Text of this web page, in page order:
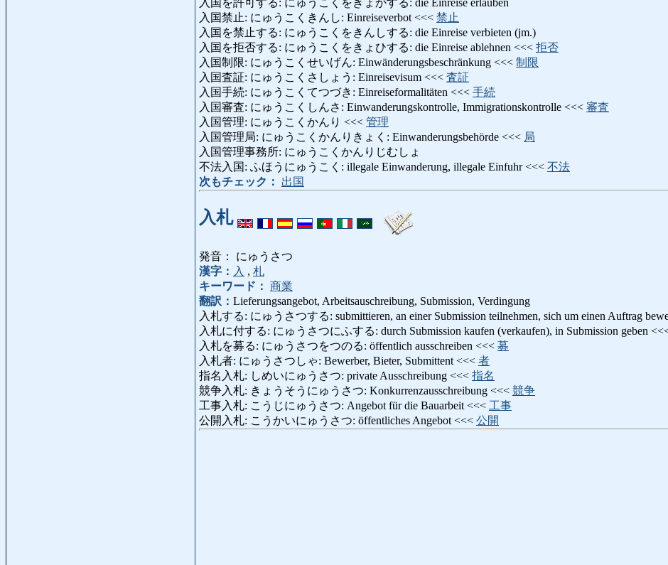
入国を許可する: にゅうこくをきょかする: die Einreise erlauben
入国禁止: にゅうこくきんし: Einreiseverbot <<< 禁止
入国を禁止する: にゅうこくをきんしする: die Einreise verbieten (jm.)
入国を拒否する: にゅうこくをきょひする: die Einreise ablehnen <<< 拒否
入国制限: にゅうこくせいげん: Einwänderungsbeschränkung <<< 制限
入国査証: にゅうこくさしょう: Einreisevisum <<< 査証
入国手続: にゅうこくてつづき: Einreiseformalitäten <<< 手続
入国審査: にゅうこくしんさ: Einwanderungskontrolle, Immigrationskontrolle <<< 審査
入国管理: にゅうこくかんり <<< 管理
入国管理局: にゅうこくかんりきょく: Einwanderungsbehörde <<< 局
入国管理事務所: にゅうこくかんりじむしょ
不法入国: ふほうにゅうこく: illegale Einwanderung, illegale Einfuhr <<< 不法
次もチェック：
出国
入札
発音： にゅうさつ
漢字： 入 , 札
キーワード： 商業
翻訳： Lieferungsangebot, Arbeitsauschreibung, Submission, Verdingung
入札する: にゅうさつする: submittieren, an einer Submission teilnehmen, sich um einen Auftrag
入札に付する: にゅうさつにふする: durch Submission kaufen (verkaufen), in Submission geben
入札を募る: にゅうさつをつのる: öffentlich ausschreiben <<< 募
入札者: にゅうさつしゃ: Bewerber, Bieter, Submittent <<< 者
指名入札: しめいにゅうさつ: private Ausschreibung <<< 指名
競争入札: きょうそうにゅうさつ: Konkurrenzausschreibung <<< 競争
工事入札: こうじにゅうさつ: Angebot für die Bauarbeit <<< 工事
公開入札: こうかいにゅうさつ: öffentliches Angebot <<< 公開